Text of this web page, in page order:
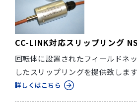
CC-LINK対応スリップリング
回転体に設置されたフィールドネ
したスリップリングを提供致します
詳しくはこちら